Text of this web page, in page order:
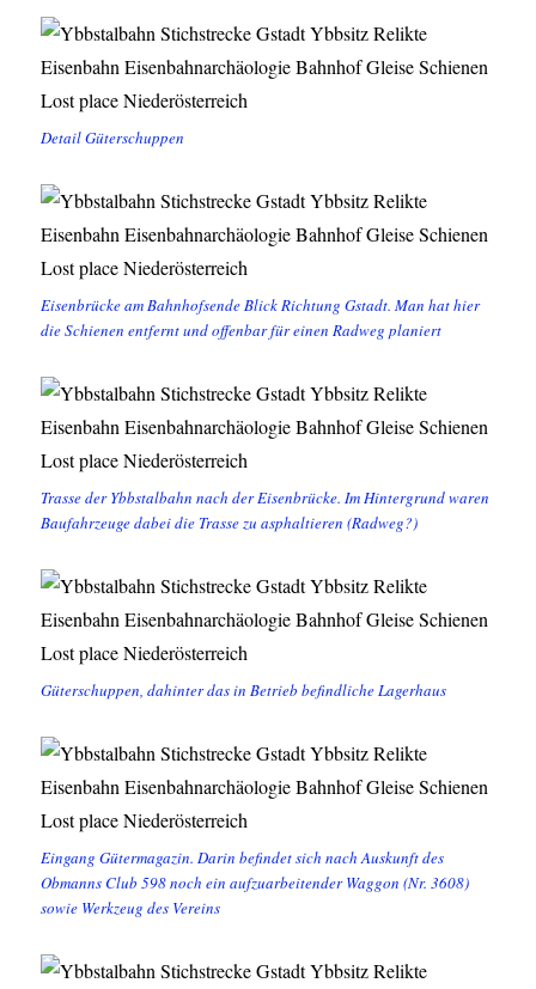
Detail Güterschuppen
Eisenbrücke am Bahnhofsende Blick Richtung Gstadt. Man hat hier
die Schienen entfernt und offenbar für einen Radweg planiert
Trasse der Ybbstalbahn nach der Eisenbrücke. Im Hintergrund waren
Baufahrzeuge dabei die Trasse zu asphaltieren (Radweg?)
Güterschuppen, dahinter das in Betrieb befindliche Lagerhaus
Eingang Gütermagazin. Darin befindet sich nach Auskunft des
Obmanns Club 598 noch ein aufzuarbeitender Waggon (Nr. 3608)
sowie Werkzeug des Vereins